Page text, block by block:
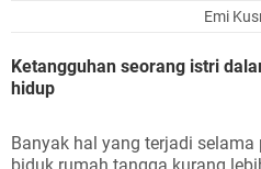
Emi
Ketangguhan seorang istri
hidup
Banyak hal yang terjadi